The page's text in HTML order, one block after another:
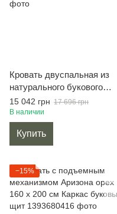
Кровать двуспальная из
натурального букового
щита Монтана 160 х 200 см
темный орех
15 042 грн 17 696 грн
В наличии
Купить
−15%